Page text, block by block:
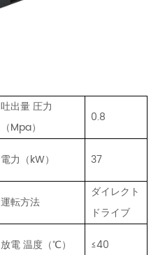
吐出量 圧力
（Mpa）
0.8
電力（kW） 37
運転方法
ダイレクト
ドライブ
放電 温度（℃）
≤40